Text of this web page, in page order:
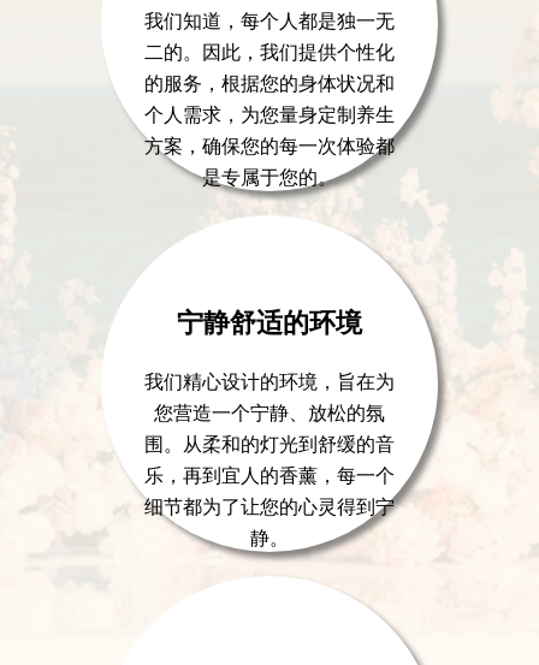
我们知道，每个人都是独一无
二的。因此，我们提供个性化
的服务，根据您的身体状况和
个人需求，为您量身定制养生
方案，确保您的每一次体验都
是专属于您的。
宁静舒适的环境
我们精心设计的环境，旨在为
您营造一个宁静、放松的氛
围。从柔和的灯光到舒缓的音
乐，再到宜人的香薰，每一个
细节都为了让您的心灵得到宁
静。